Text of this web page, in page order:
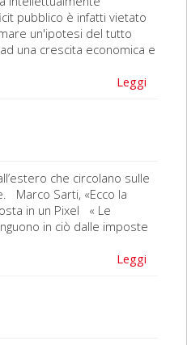
pubblico è infatti vietato
un'ipotesi del tutto
una crescita economica e
Leggi
che circolano sulle
Marco Sarti, «Ecco la
in un Pixel « Le
in ciò dalle imposte
Leggi